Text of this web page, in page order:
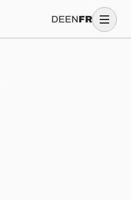
DEENFR